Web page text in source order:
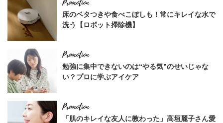
床のベタつきや食べこぼしも！常にキレイな水で
洗う【ロボット掃除機】
勉強に集中できないのは“やる気”のせいじゃな
い？プロに学ぶアイケア
「肌のキレイな友人に教わった」高垣麗子さん愛